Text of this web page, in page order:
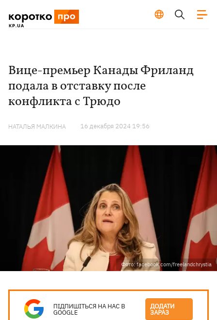
Вице-премьер Канады Фриланд
подала в отставку после
конфликта с Трюдо
НАТАЛЬЯ МАЛКИНА 16 декабря 2024 19:56
Фото: facebook.com/freelandchrystia
ПІДПИШІТЬСЯ НА НАС В
GOOGLE
ДОДАТИ
ЗАРАЗ